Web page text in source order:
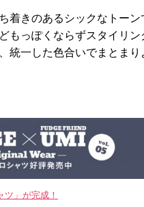
着きのあるシックなトー
もっぽくならずスタイリ
統一した色合いでまとま
ツ」が完成！